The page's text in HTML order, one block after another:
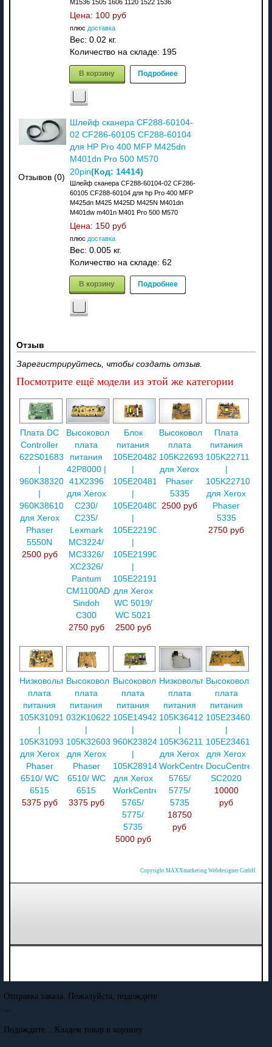
M1536 1505 1606 1120 1522 1536
Цена: 100 руб
плюс доставка
Вес: 0.02 кг.
Количество на складе: 195
В корзину Подробнее
Отзывов (0)
Шлейф сканера CF288-60104-
02 CF286-60105 CF288-60104
для HP Pro 400 MFP M425dn
M401dn Pro 500 M570
20pin(Код: 14414)
Шлейф сканера CF288-60104-02 CF286-
60105 CF288-60104 для hp Pro 400 MFP
M425dn M425 M425D M425N M401dn
M401dw m401n M401 Pro 500 M570
Цена: 150 руб
плюс доставка
Вес: 0.005 кг.
Количество на складе: 62
В корзину Подробнее
Отзыв
Зарегистрируйтесь, чтобы создать отзыв.
Посмотрите ещё модели из этой же категории
Плата DC
Controller
622S01683
960K38320
960K38610
для Xerox
Phaser
5550N
2500 руб
Высоковольтная
плата
питания
42P8000 |
41X2396
для Xerox
C230/
C235/
Lexmark
MC3224/
MC3326/
XC2326/
Pantum
CM1100ADW/
Sindoh
C300
2750 руб
Блок
питания
105E20482
105E20481
105E20480
105E22190
105E21990
105E22191
для Xerox
WC 5019/
WC 5021
2500 руб
Высоковольтная
плата
105K22693
для Xerox
Phaser
5335
2500 руб
Плата
питания
105K22711
105K22710
для Xerox
Phaser
5335
2750 руб
Низковольтная
плата
питания
105K31091
|
105K31093
для Xerox
Phaser
6510/ WC
6515
5375 руб
Высоковольтная
плата
питания
032K10622
|
105K32603
для Xerox
Phaser
6510/ WC
6515
3375 руб
Высоковольтная
плата
питания
105E14942
|
960K23824
|
105K28914
для Xerox
WorkCentre
5765/
5775/
5735
5000 руб
Низковольтная
плата
питания
105K36412
|
105K36211
для Xerox
WorkCentre
5765/
5775/
5735
18750
руб
Высоковольтная
плата
питания
105E23460
|
105E23461
для Xerox
DocuCentre
SC2020
10000
руб
Copyright MAXXmarketing Webdesigner GmbH
Отправка заказа. Пожалуйста, подождите
...
Подождите... Кладем товар в корзину